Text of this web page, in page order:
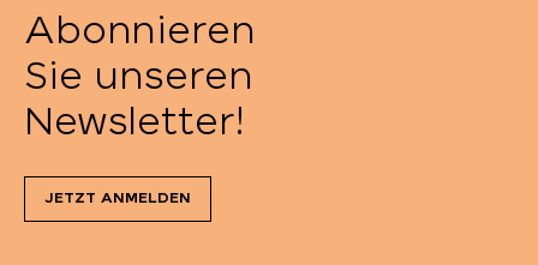
Abonnieren
Sie unseren
Newsletter!
JETZT ANMELDEN